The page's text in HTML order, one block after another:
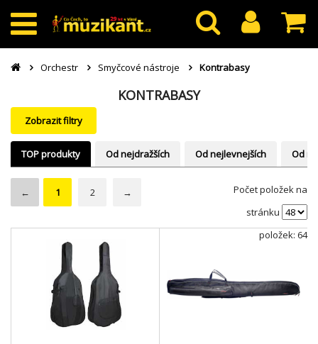
Orchestr Smyčcové nástroje Kontrabasy
KONTRABASY
Zobrazit filtry
TOP produkty Od nejdražších Od nejlevnejších Od
← 1 2 →
Počet položek na
stránku
položek: 64